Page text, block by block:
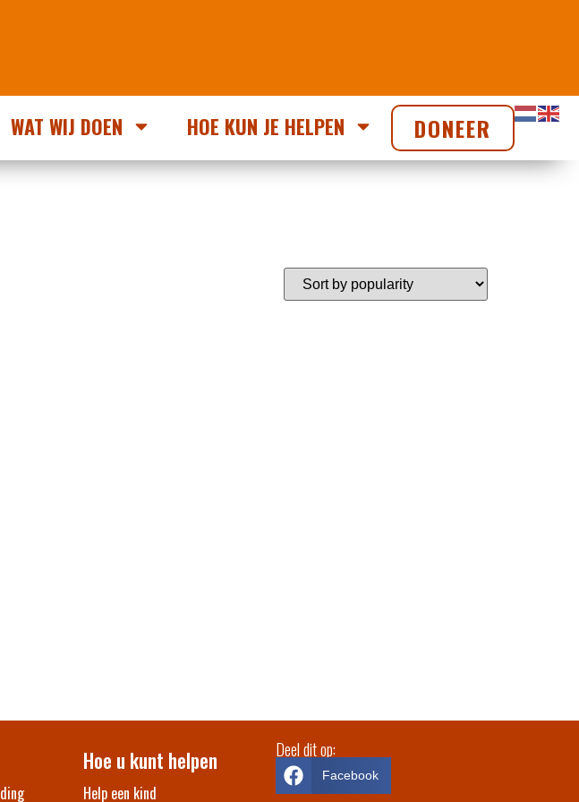
WAT WIJ DOEN HOE KUN JE HELPEN DONEER
Hoe u kunt helpen
Help een kind
Deel dit op:
Facebook